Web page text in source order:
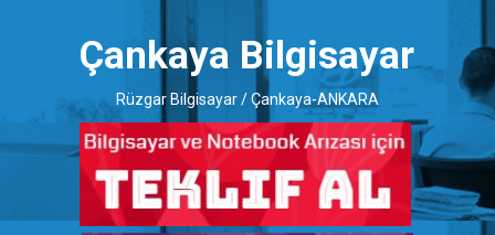
Çankaya Bilgisayar
Rüzgar Bilgisayar / Çankaya-ANKARA